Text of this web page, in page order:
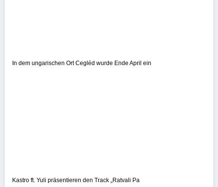
In dem ungarischen Ort Cegléd wurde Ende April ein
Kastro ft. Yuli präsentieren den Track „Ratvali Pa